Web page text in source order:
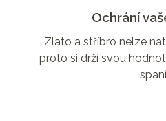
Ochrání
Zlato a stříbro nelze
proto si drží svou